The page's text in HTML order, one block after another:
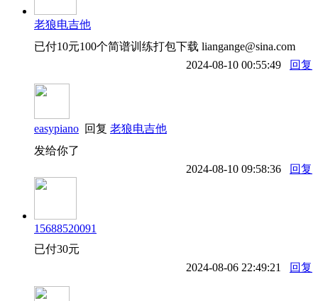
老狼电吉他
已付10元100个简谱训练打包下载 liangange@sina.com
2024-08-10 00:55:49
回复
easypiano 回复 老狼电吉他
发给你了
2024-08-10 09:58:36
回复
15688520091
已付30元
2024-08-06 22:49:21
回复